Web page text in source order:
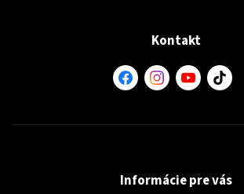
Kontakt
Informácie pre vás